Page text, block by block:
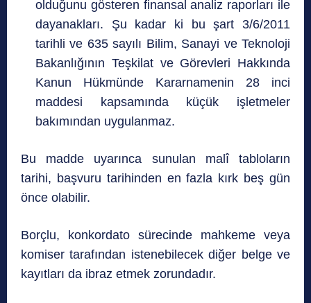
olduğunu gösteren finansal analiz raporları ile
dayanakları. Şu kadar ki bu şart 3/6/2011
tarihli ve 635 sayılı Bilim, Sanayi ve Teknoloji
Bakanlığının Teşkilat ve Görevleri Hakkında
Kanun Hükmünde Kararnamenin 28 inci
maddesi kapsamında küçük işletmeler
bakımından uygulanmaz.
Bu madde uyarınca sunulan malî tabloların
tarihi, başvuru tarihinden en fazla kırk beş gün
önce olabilir.
Borçlu, konkordato sürecinde mahkeme veya
komiser tarafından istenebilecek diğer belge ve
kayıtları da ibraz etmek zorundadır.